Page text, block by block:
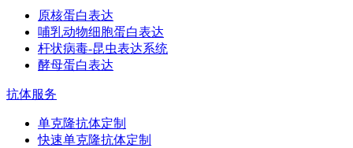
原核蛋白表达
哺乳动物细胞蛋白表达
杆状病毒-昆虫表达系统
酵母蛋白表达
抗体服务
单克隆抗体定制
快速单克隆抗体定制